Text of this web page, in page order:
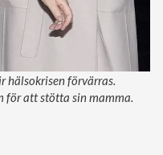
hälsokrisen förvärras.
för att stötta sin mamma.